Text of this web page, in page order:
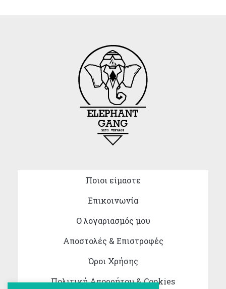
Ποιοι είμαστε
Επικοινωνία
Ο λογαριασμός μου
Αποστολές & Επιστροφές
Όροι Χρήσης
Πολιτική Απορρήτου & Cookies